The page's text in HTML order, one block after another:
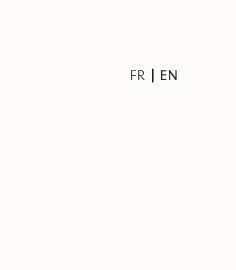
FR EN